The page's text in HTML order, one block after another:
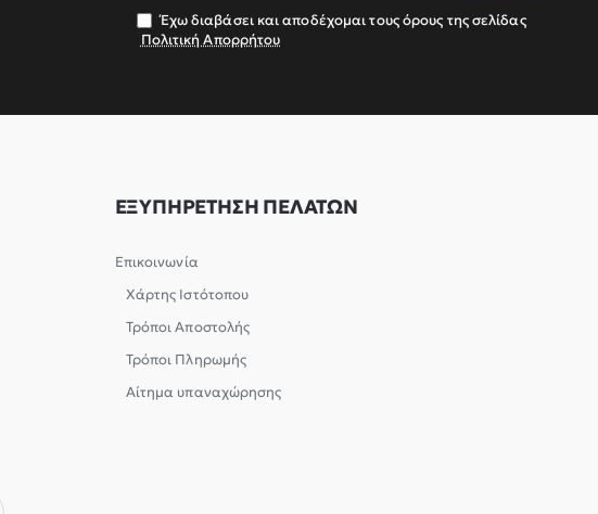
σας
Έχω διαβάσει και αποδέχομαι τους όρους της σελίδας
Πολιτική Απορρήτου
ΕΞΥΠΗΡΕΤΗΣΗ ΠΕΛΑΤΩΝ
Επικοινωνία
Χάρτης Ιστότοπου
Τρόποι Αποστολής
Τρόποι Πληρωμής
Αίτημα υπαναχώρησης